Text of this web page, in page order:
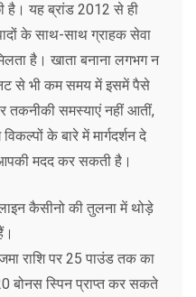
है। यह ब्रांड 2012 से ही
के साथ-साथ ग्राहक सेवा
है। खाता बनाना लगभग न
से भी कम समय में इसमें पैसे
तकनीकी समस्याएं नहीं आतीं,
के बारे में मार्गदर्शन दे
मदद कर सकती है।
कैसीनो की तुलना में थोड़े
राशि पर 25 पाउंड तक का
बोनस स्पिन प्राप्त कर सकते